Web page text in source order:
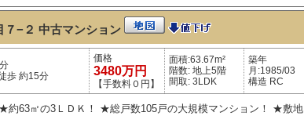
７−２ 中古マンション
歩 約15分
価格
3480万円
【手数料０円】
面積:63.67m²
階数: 地上5階
間取: 3LDK
築年
月:1985/03
構造 RC
★約63㎡の3ＬＤＫ！ ★総戸数105戸の大規模マンション！ ★敷地